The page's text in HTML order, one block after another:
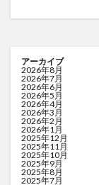
アーカイブ
2026年8月
2026年7月
2026年6月
2026年5月
2026年4月
2026年3月
2026年2月
2026年1月
2025年12月
2025年11月
2025年10月
2025年9月
2025年8月
2025年7月